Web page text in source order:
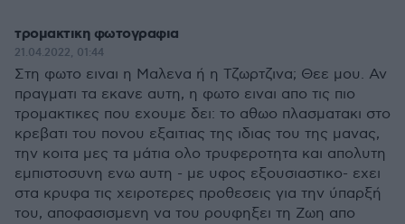
τρομακτικη φωτογραφια
21.04.2022, 01:44
Στη φωτο ειναι η Μαλενα ή η Τζωρτζινα; Θεε μου. Αν
πραγματι τα εκανε αυτη, η φωτο ειναι απο τις πιο
τρομακτικες που εχουμε δει: το αθωο πλασματακι στο
κρεβατι του πονου εξαιτιας της ιδιας του της μανας,
την κοιτα μες τα μάτια ολο τρυφεροτητα και απολυτη
εμπιστοσυνη ενω αυτη - με υφος εξουσιαστικο- εχει
στα κρυφα τις χειροτερες προθεσεις για την ύπαρξή
του, αποφασισμενη να του ρουφηξει τη Ζωη απο